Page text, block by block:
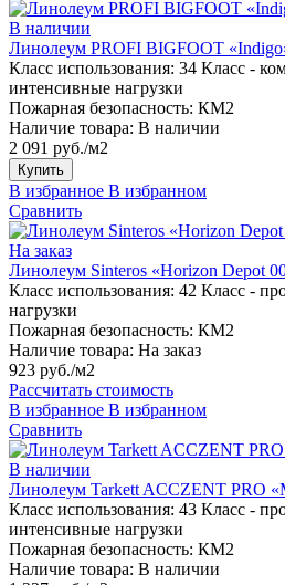
В наличии
Линолеум PROFI BIGFOOT
Класс использования: 34 Класс -
интенсивные нагрузки
Пожарная безопасность: КМ2
Наличие товара: В наличии
2 091 руб./м2
Купить
В избранное В избранном
Сравнить
На заказ
Линолеум Sinteros «Horizon Depot
Класс использования: 42 Класс -
нагрузки
Пожарная безопасность: КМ2
Наличие товара: На заказ
923 руб./м2
Рассчитать стоимость
В избранное В избранном
Сравнить
В наличии
Линолеум Tarkett ACCZENT PRO
Класс использования: 43 Класс -
интенсивные нагрузки
Пожарная безопасность: КМ2
Наличие товара: В наличии